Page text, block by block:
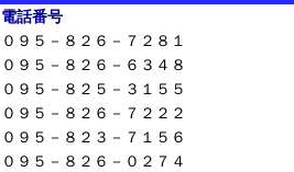
電話番号
０９５－８２６－７２８１
０９５－８２６－６３４８
０９５－８２５－３１５５
０９５－８２６－７２２２
０９５－８２３－７１５６
０９５－８２６－０２７４